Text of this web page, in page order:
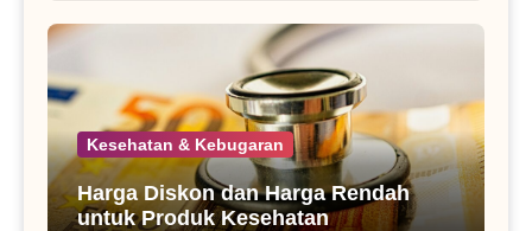
Kesehatan & Kebugaran
Harga Diskon dan Harga Rendah
untuk Produk Kesehatan